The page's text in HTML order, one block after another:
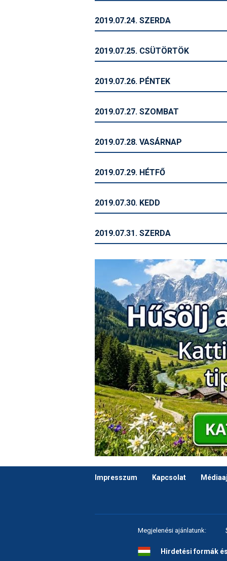
2019.07.24. SZERDA
2019.07.25. CSÜTÖRTÖK
2019.07.26. PÉNTEK
2019.07.27. SZOMBAT
2019.07.28. VASÁRNAP
2019.07.29. HÉTFŐ
2019.07.30. KEDD
2019.07.31. SZERDA
Impresszum Kapcsolat
Megjelenési ajánlatunk:
Hirdetési formák